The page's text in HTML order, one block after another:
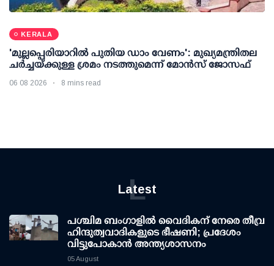
KERALA
'മുല്ലപ്പെരിയാറില്‍ പുതിയ ഡാം വേണം': മുഖ്യമന്ത്രിതല
ചര്‍ച്ചയ്ക്കുള്ള ശ്രമം നടത്തുമെന്ന് മോന്‍സ് ജോസഫ്
06 08 2026 8 mins read
Latest
L
പശ്ചിമ ബംഗാളിൽ വൈദികന് നേരെ തീവ്ര
ഹിന്ദുത്വവാദികളുടെ ഭീഷണി; പ്രദേശം
വിട്ടുപോകാൻ അന്ത്യശാസനം
05 August